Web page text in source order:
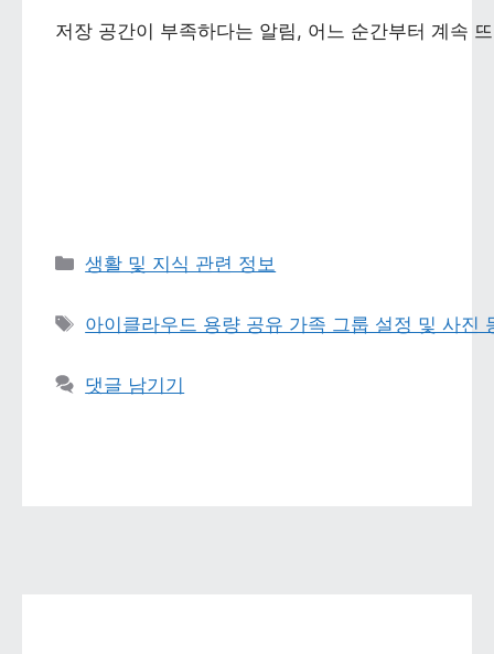
저장 공간이 부족하다는 알림, 어느 순간부터 계속
카테고리
생활 및 지식 관련 정보
태그
아이클라우드 용량 공유 가족 그룹 설정 및 사진
댓글 남기기